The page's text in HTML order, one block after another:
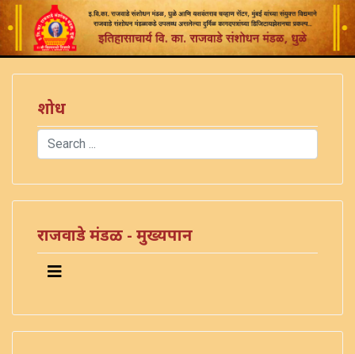
शोध
Search
राजवाडे मंडळ - मुख्यपान